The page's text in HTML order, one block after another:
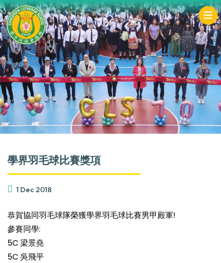
學界羽毛球比賽獎項
1 Dec 2018
恭賀協同羽毛球隊榮獲學界羽毛球比賽男甲殿軍!
參賽同學:
5C 梁景堯
5C 吳飛平